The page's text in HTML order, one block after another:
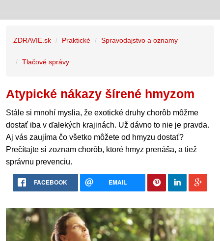
ZDRAVIE.sk Praktické Spravodajstvo a oznamy
Tlačové správy
Atypické nákazy šírené hmyzom
Stále si mnohí myslia, že exotické druhy chorôb môžme
dostať iba v ďalekých krajinách. Už dávno to nie je pravda.
Aj vás zaujíma čo všetko môžete od hmyzu dostať?
Prečítajte si zoznam chorôb, ktoré hmyz prenáša, a tiež
správnu prevenciu.
FACEBOOK EMAIL